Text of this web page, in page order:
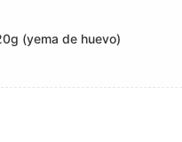
(yema de huevo)